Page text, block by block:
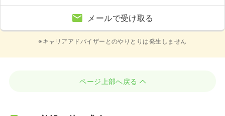
メールで受け取る
※キャリアアドバイザーとのやりとりは発生しません
ページ上部へ戻る